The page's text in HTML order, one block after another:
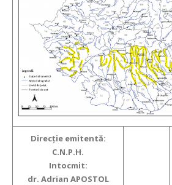
Direcţie emitentă:
C.N.P.H.
Intocmit:
dr. Adrian APOSTOL